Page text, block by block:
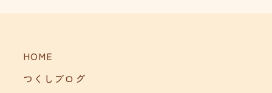
HOME
つくしブログ